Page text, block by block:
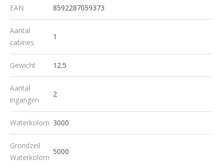
EAN 8592287059373
Aantal
cabines
1
Gewicht 12.5
Aantal
ingangen
2
Waterkolom 3000
Grondzeil
Waterkolom
5000